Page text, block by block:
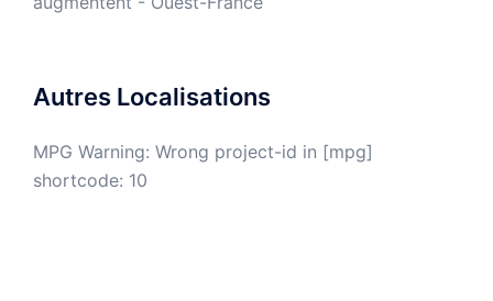
Autres Localisations
MPG Warning: Wrong project-id in [mpg]
shortcode: 10